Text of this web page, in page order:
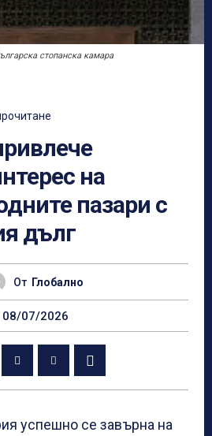
стопанска камара
на
пазари с
дълг
От Глобално
08/07/2026
успешно се завърна на